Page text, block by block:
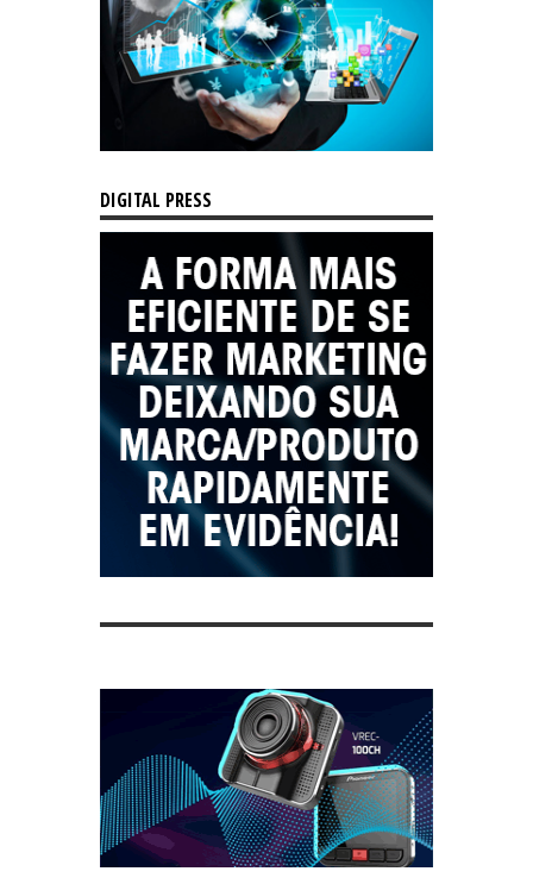
DIGITAL PRESS